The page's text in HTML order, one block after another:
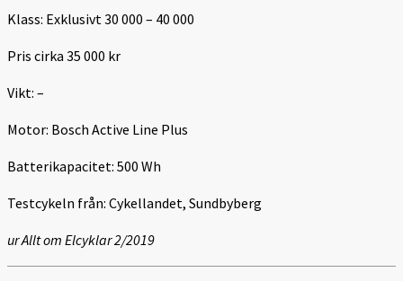
Klass: Exklusivt 30 000 – 40 000
Pris cirka 35 000 kr
Vikt: –
Motor: Bosch Active Line Plus
Batterikapacitet: 500 Wh
Testcykeln från: Cykellandet, Sundbyberg
ur Allt om Elcyklar 2/2019